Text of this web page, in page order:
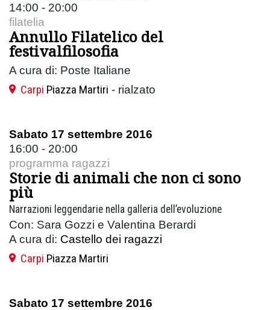
14:00 - 20:00
filatelia
Annullo Filatelico del
festivalfilosofia
A cura di: Poste Italiane
Carpi Piazza Martiri - rialzato
Sabato 17 settembre 2016
16:00 - 20:00
programma ragazzi
Storie di animali che non ci sono
più
Narrazioni leggendarie nella galleria dell’evoluzione
Con: Sara Gozzi e Valentina Berardi
A cura di: Castello dei ragazzi
Carpi Piazza Martiri
Sabato 17 settembre 2016